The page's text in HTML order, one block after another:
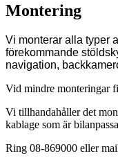
Montering
Vi monterar alla typer
förekommande
navigation,
Vid mindre monteringar
Vi tillhandahåller det
kablage som är
Ring 08-869000 eller